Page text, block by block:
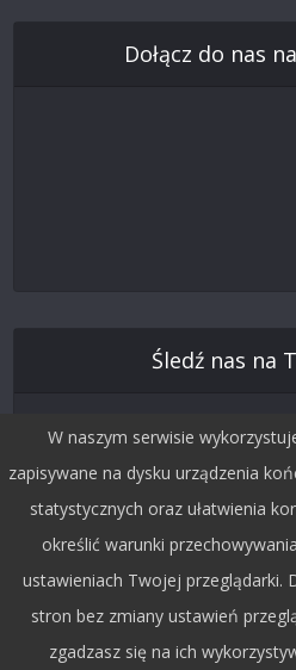
Dołącz do nas
Śledź nas na
Copyright © 2015 by
W naszym serwisie
zapisywane na dysku urządzenia
statystycznych oraz ułatwienia
określić warunki
ustawieniach Twojej przeglądarki.
stron bez zmiany ustawień
zgadzasz się na ich